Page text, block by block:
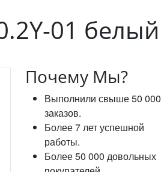
01 белый
Почему Мы?
Выполнили свыше 50 000
заказов.
Более 7 лет успешной
работы.
Более 50 000 довольных